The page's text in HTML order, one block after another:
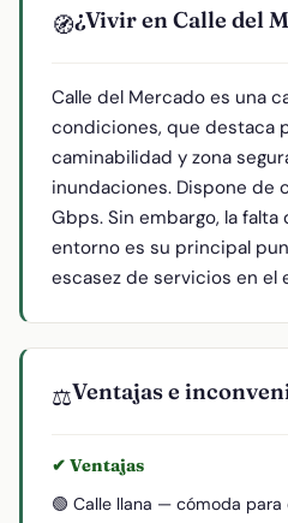
🧭¿Vivir en Calle del
Calle del Mercado es una
condiciones, que destaca
caminabilidad y zona
inundaciones. Dispone de
Gbps. Sin embargo, la
entorno es su principal
escasez de servicios en el
⚖️Ventajas e
✔ Ventajas
🟢 Calle llana — cómoda para